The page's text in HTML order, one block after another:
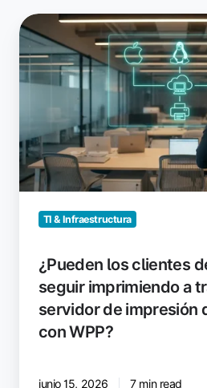
¿Pueden
los
clientes
de
Linux
seguir
imprimiendo
a
través
servidor
impresión
TI & Infraestructura
¿Pueden los clientes
seguir imprimiendo a
servidor de impresión
con WPP?
junio 15, 2026 7 min read